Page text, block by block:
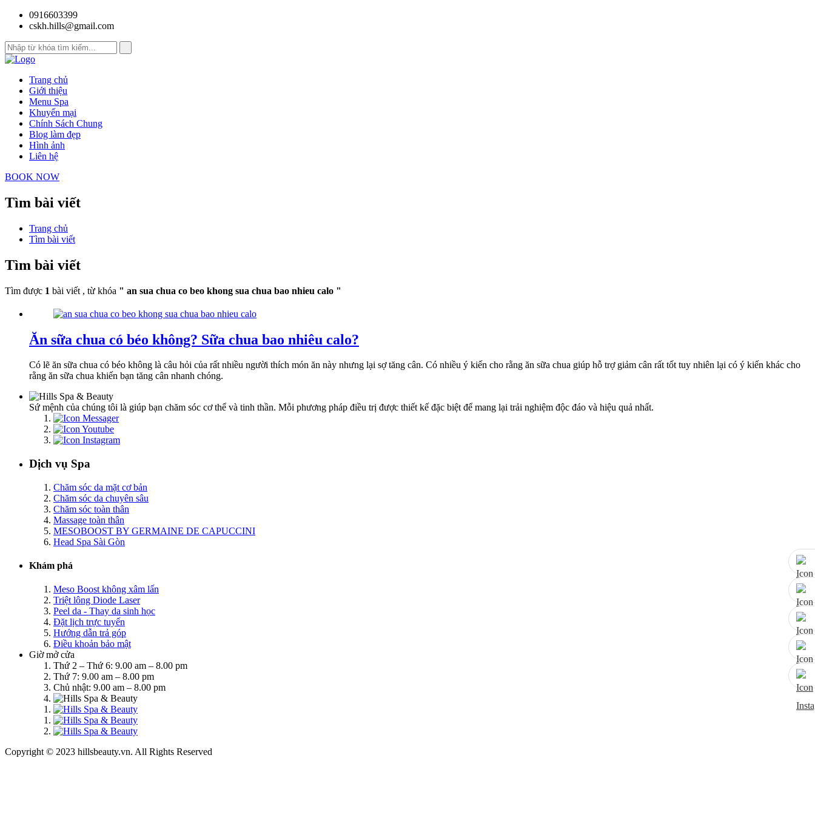
0916603399
cskh.hills@gmail.com
Trang chủ
Giới thiệu
Menu Spa
Khuyến mại
Chính Sách Chung
Blog làm đẹp
Hình ảnh
Liên hệ
BOOK NOW
Tìm bài viết
Trang chủ
Tìm bài viết
Tìm bài viết
Tìm được 1 bài viết , từ khóa " an sua chua co beo khong sua chua bao nhieu calo "
Ăn sữa chua có béo không? Sữa chua bao nhiêu calo?
Có lẽ ăn sữa chua có béo không là câu hỏi của rất nhiều người thích món ăn này nhưng lại sợ tăng cân. Có nhiều ý kiến cho rằng ăn sữa chua giúp hỗ trợ giảm cân rất tốt tuy nhiên lại có ý kiến khác cho
rằng ăn sữa chua khiến bạn tăng cân nhanh chóng.
Sứ mệnh của chúng tôi là giúp bạn chăm sóc cơ thể và tinh thần. Mỗi phương pháp điều trị được thiết kế đặc biệt để mang lại trải nghiệm độc đáo và hiệu quả nhất.
Dịch vụ Spa
Chăm sóc da mặt cơ bản
Chăm sóc da chuyên sâu
Chăm sóc toàn thân
Massage toàn thân
MESOBOOST BY GERMAINE DE CAPUCCINI
Head Spa Sài Gòn
Khám phá
Meso Boost không xâm lấn
Triệt lông Diode Laser
Peel da - Thay da sinh học
Đặt lịch trực tuyến
Hướng dẫn trả góp
Điều khoản bảo mật
Giờ mở cửa
Thứ 2 – Thứ 6: 9.00 am – 8.00 pm
Thứ 7: 9.00 am – 8.00 pm
Chủ nhật: 9.00 am – 8.00 pm
Copyright © 2023 hillsbeauty.vn. All Rights Reserved